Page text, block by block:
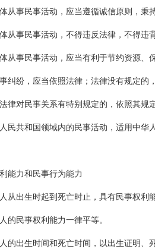
从事民事活动，应当遵循诚信原则，秉
从事民事活动，不得违反法律，不得违
从事民事活动，应当有利于节约资源、
纠纷，应当依照法律；法律没有规定的
律对民事关系有特别规定的，依照其规
民共和国领域内的民事活动，适用中华
能力和民事行为能力
从出生时起到死亡时止，具有民事权利
的民事权利能力一律平等。
的出生时间和死亡时间，以出生证明